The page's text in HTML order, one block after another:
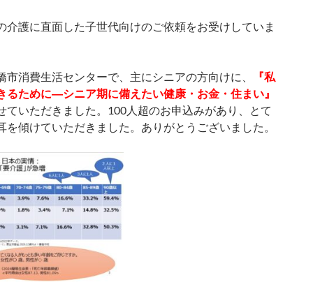
介護に直面した子世代向けのご依頼をお受けしていま
市消費生活センターで、主にシニアの方向けに、
『私
るために―シニア期に備えたい健康・お金・住まい』
ていただきました。100人超のお申込みがあり、とて
を傾けていただきました。ありがとうございました。